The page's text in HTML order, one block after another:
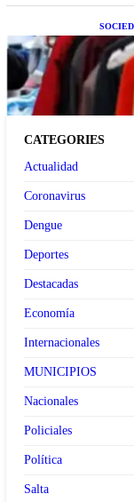
Las
CATEGORIES
Actualidad
Coronavirus
Dengue
Deportes
Destacadas
Economía
Internacionales
MUNICIPIOS
Nacionales
Policiales
Política
Salta